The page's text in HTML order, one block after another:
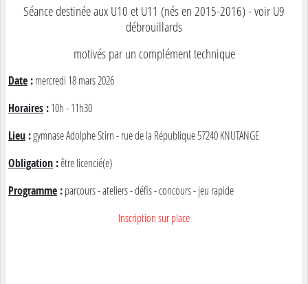
Séance destinée aux U10 et U11 (nés en 2015-2016) - voir U9
débrouillards
motivés par un complément technique
Date :mercredi 18 mars 2026
Horaires :10h - 11h30
Lieu :gymnase Adolphe Stirn - rue de la République 57240 KNUTANGE
Obligation :être licencié(e)
Programme :parcours - ateliers - défis - concours - jeu rapide
Inscription sur place